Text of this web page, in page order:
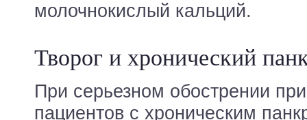
молочнокислый кальций.
Творог и хронический
При серьезном обострении
пациентов с хроническим